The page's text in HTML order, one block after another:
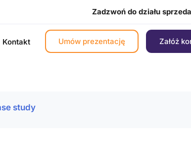
Zadzwoń do działu
Kontakt Załóż
Umów prezentację
study